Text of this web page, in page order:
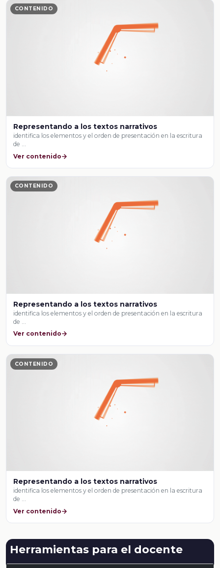
CONTENIDO
Representando a los textos narrativos
identifica los elementos y el orden de presentación en la escritura
de …
Ver contenido
CONTENIDO
Representando a los textos narrativos
identifica los elementos y el orden de presentación en la escritura
de …
Ver contenido
CONTENIDO
Representando a los textos narrativos
identifica los elementos y el orden de presentación en la escritura
de …
Ver contenido
Herramientas para el docente